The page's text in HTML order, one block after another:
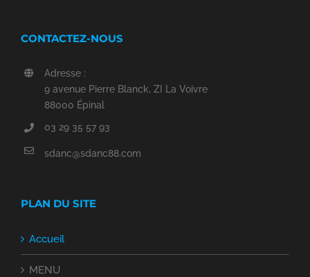
CONTACTEZ-NOUS
Adresse :
9 avenue Pierre Blanck, ZI La Voivre
88000 Épinal
03 29 35 57 93
sdanc@sdanc88.com
PLAN DU SITE
Accueil
MENU